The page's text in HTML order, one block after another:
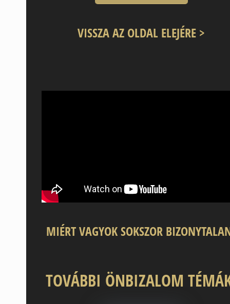
VISSZA AZ OLDAL ELEJÉRE >
MIÉRT VAGYOK SOKSZOR
TOVÁBBI ÖNBIZALOM